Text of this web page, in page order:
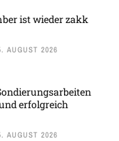
ist wieder zakk
AUGUST 2026
erfolgreich
AUGUST 2026